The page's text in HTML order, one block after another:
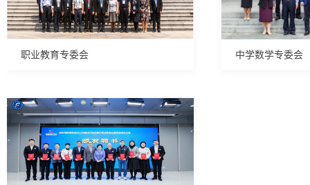
职业教育专委会 中学数学专委会